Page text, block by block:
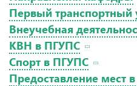
Первый транспортный
Внеучебная
КВН в ПГУПС
Спорт в ПГУПС
Предоставление мест